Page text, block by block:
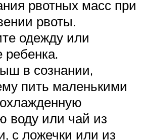
рвотных масс при
рвоты.
одежду или
ребенка.
в сознании,
пить маленькими
воду или чай из
с ложечки или из